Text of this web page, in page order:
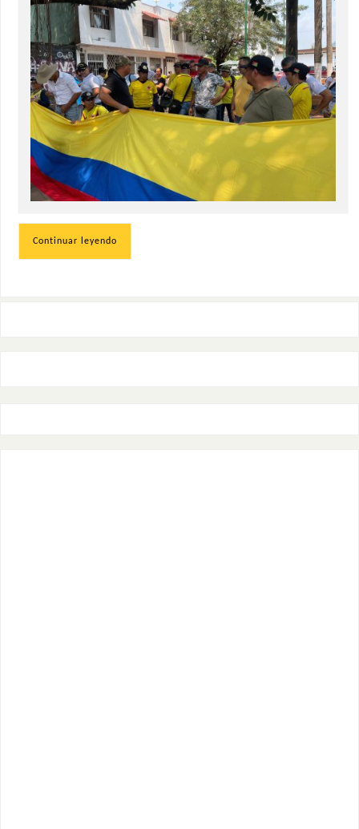
Continuar leyendo